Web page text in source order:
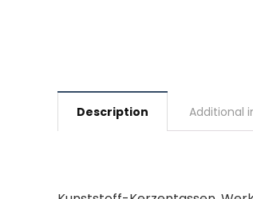
Description Additional